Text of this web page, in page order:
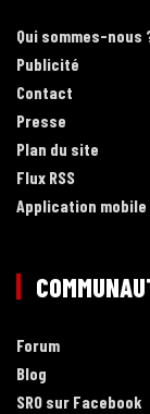
Qui sommes-nous
Publicité
Contact
Presse
Plan du site
Flux RSS
Application mobile
Forum
Blog
SRO sur Facebook